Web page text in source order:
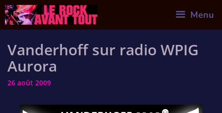
Skip
to
content
Menu
Vanderhoff sur radio WPIG
Aurora
26 août 2009